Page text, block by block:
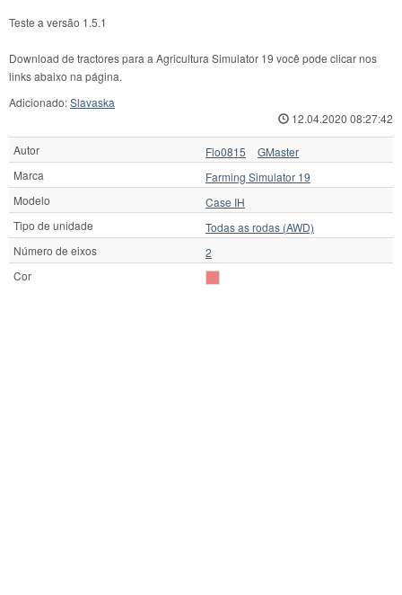
Teste a versão 1.5.1
Download de tractores para a Agricultura Simulator 19 você pode clicar nos
links abaixo na página.
Adicionado:Slavaska
12.04.2020 08:27:42
Autor Flo0815
GMaster
Marca
Farming Simulator 19
Modelo
Case IH
Tipo de unidade
Todas as rodas (AWD)
Número de eixos
2
Cor